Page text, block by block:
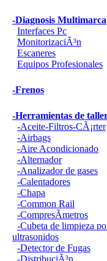
-Diagnosis Multimarca
Interfaces Pc
MonitorizaciÃ³n
Escaneres
Equipos Profesionales
-Frenos
-Herramientas de
-Aceite-Filtros-CÃ¡rter
-Airbags
-Aire Acondicionado
-Alternador
-Analizador de gases
-Calentadores
-Chapa
-Common Rail
-CompresÃ­metros
-Cubeta de limpieza
ultrasonidos
-Detector de Fugas
-DistribuciÃ³n